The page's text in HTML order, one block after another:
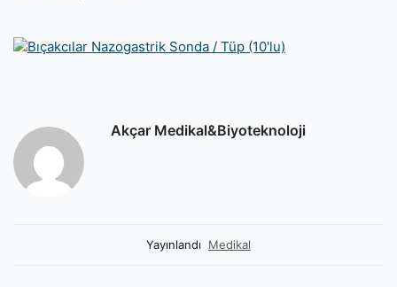
Akçar Medikal&Biyoteknoloji
Yayınlandı Medikal